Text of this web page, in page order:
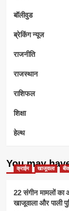
बॉलीवुड
ब्रेकिंग न्यूज
राजनीति
राजस्थान
राशिफल
शिक्षा
हेल्थ
You may
क्राईम खाजूवाला
22 संगीन मामलों का
खाजूवाला और पाली